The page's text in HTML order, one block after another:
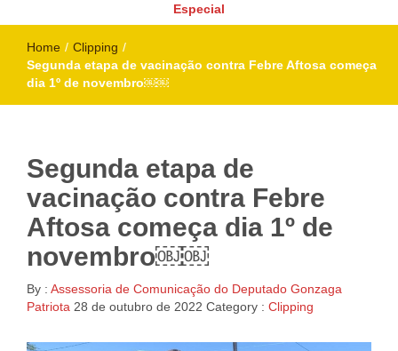
Especial
Home / Clipping /
Segunda etapa de vacinação contra Febre Aftosa começa
dia 1º de novembro￼￼
Segunda etapa de
vacinação contra Febre
Aftosa começa dia 1º de
novembro￼￼
By : Assessoria de Comunicação do Deputado Gonzaga
Patriota 28 de outubro de 2022 Category : Clipping